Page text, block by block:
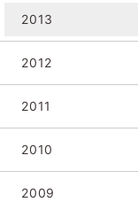
2013
2012
2011
2010
2009